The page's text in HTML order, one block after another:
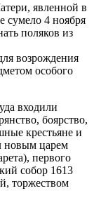
явленной в
сумело 4 ноября
поляков из
возрождения
особого
входили
боярство,
крестьяне и
новым царем
первого
собор 1613
торжеством